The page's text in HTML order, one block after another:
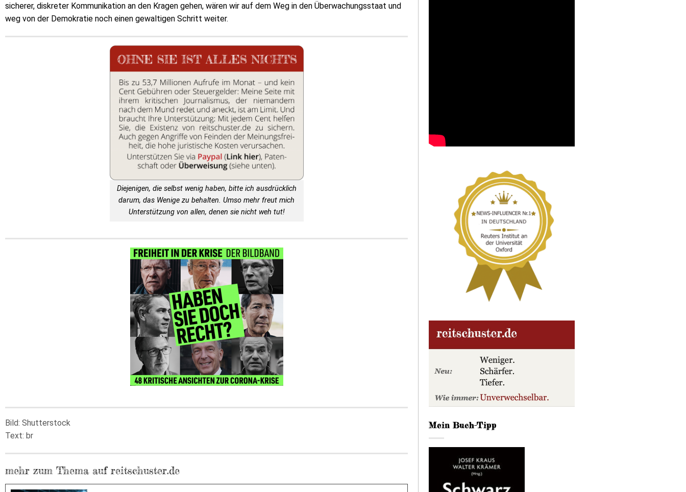
sicherer, diskreter Kommunikation an den Kragen gehen, wären wir auf dem Weg in den Überwachungsstaat und
weg von der Demokratie noch einen gewaltigen Schritt weiter.
Diejenigen, die selbst wenig haben, bitte ich ausdrücklich
darum, das Wenige zu behalten. Umso mehr freut mich
Unterstützung von allen, denen sie nicht weh tut!
Bild: Shutterstock
Text: br
mehr zum Thema auf reitschuster.de
Mein Buch-Tipp